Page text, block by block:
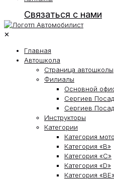
Связаться с нами
✕
Главная
Автошкола
Страница автошколы
Филиалы
Основной
Сергиев
Сергиев
Инструкторы
Категории
Категория
Категория «В»
Категория «С»
Категория «D»
Категория